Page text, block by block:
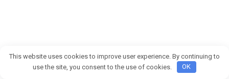
This website uses cookies to improve user experience. By continuing to
use the site, you consent to the use of cookies.
OK